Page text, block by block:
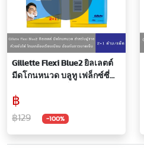
Gillette Flexi Blue2 ยิลเลตต์
มีดโกนหนวด บลูทู เฟล็กซ์ซี่
฿
฿129 -100%